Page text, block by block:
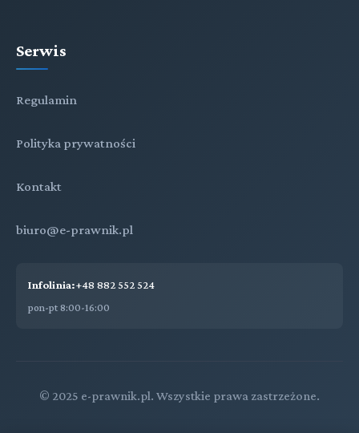
Serwis
Regulamin
Polityka prywatności
Kontakt
biuro@e-prawnik.pl
Infolinia:+48 882 552 524
pon-pt 8:00-16:00
© 2025 e-prawnik.pl. Wszystkie prawa zastrzeżone.